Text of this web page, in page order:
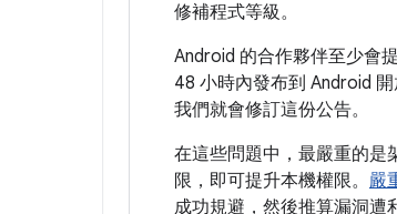
修補程式等級。
Android 的合作夥伴至少會
48 小時內發布到 Android
我們就會修訂這份公告。
在這些問題中，最嚴重的是
限，即可提升本機權限。 嚴
成功規避，然後推算漏洞遭